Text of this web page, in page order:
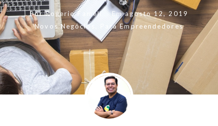
PorRogerio Fameli Em agosto 12, 2019
Novos Negócios
Para Empreendedores